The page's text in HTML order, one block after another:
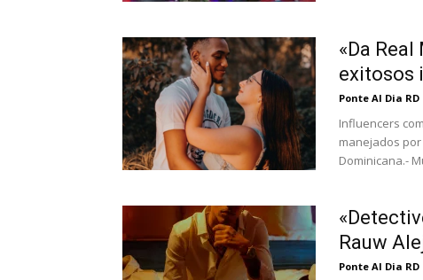
«Da
exitosos
Ponte Al Dia RD
Influencers
manejados por
Dominicana.-
Rauw
Ponte Al Dia RD